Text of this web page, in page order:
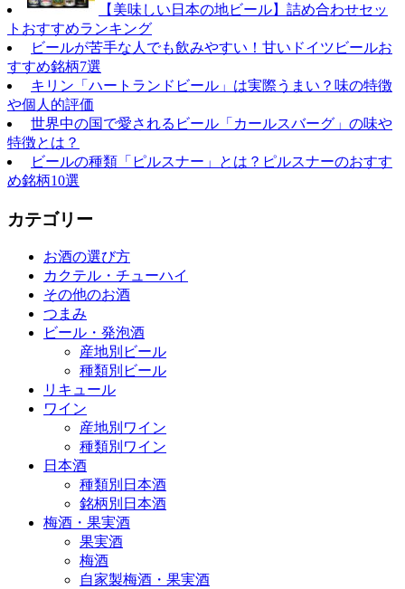
【美味しい日本の地ビール】詰め合わせセッ
トおすすめランキング
ビールが苦手な人でも飲みやすい！甘いドイツビールお
すすめ銘柄7選
キリン「ハートランドビール」は実際うまい？味の特徴
や個人的評価
世界中の国で愛されるビール「カールスバーグ」の味や
特徴とは？
ビールの種類「ピルスナー」とは？ピルスナーのおすす
め銘柄10選
カテゴリー
お酒の選び方
カクテル・チューハイ
その他のお酒
つまみ
ビール・発泡酒
産地別ビール
種類別ビール
リキュール
ワイン
産地別ワイン
種類別ワイン
日本酒
種類別日本酒
銘柄別日本酒
梅酒・果実酒
果実酒
梅酒
自家製梅酒・果実酒